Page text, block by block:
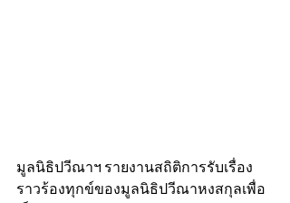
มูลนิธิปวีณาฯ รายงานสถิติการรับเรื่อง
ราวร้องทุกข์ของมูลนิธิปวีณาหงสกุลเพื่อ